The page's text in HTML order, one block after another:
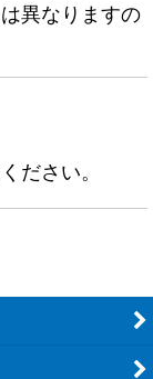
異なりますの
ださい。